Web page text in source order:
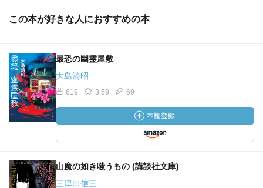
この本が好きな人におすすめの本
最恐の幽霊屋敷
大島清昭
619 3.59 69
山魔の如き嗤うもの (講談社文庫)
三津田信三